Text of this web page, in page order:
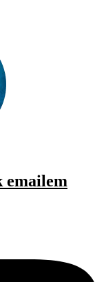
emailem